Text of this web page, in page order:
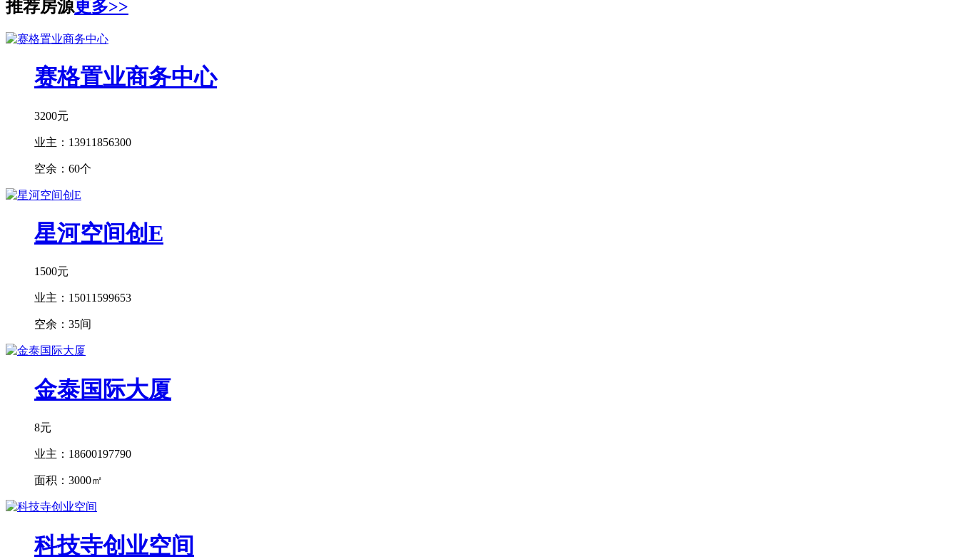
推荐房源更多>>
赛格置业商务中心
3200元
业主： 13911856300
空余： 60个
星河空间创E
1500元
业主： 15011599653
空余： 35间
金泰国际大厦
8元
业主： 18600197790
面积： 3000㎡
科技寺创业空间